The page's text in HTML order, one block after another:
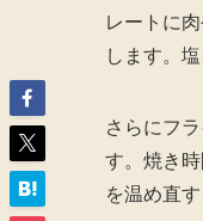
レートに
します。
さらにフ
す。焼き
を温め直